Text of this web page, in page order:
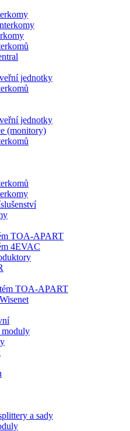
jednotky
jednotky
(monitory)
TOA-APART
4EVAC
TOA-APART
moduly
a sady